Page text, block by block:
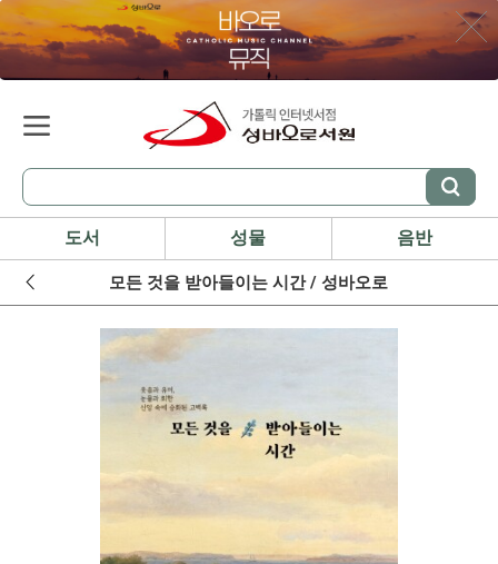
도서 성물 음반
모든 것을 받아들이는 시간 / 성바오로